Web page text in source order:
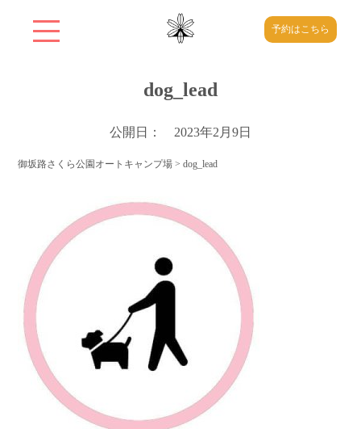
予約はこちら
dog_lead
公開日： 2023年2月9日
御坂路さくら公園オートキャンプ場 >dog_lead